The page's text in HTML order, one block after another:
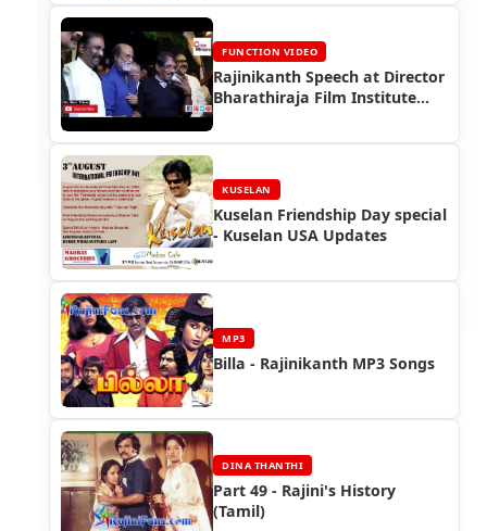
FUNCTION VIDEO
Rajinikanth Speech at Director
Bharathiraja Film Institute
KUSELAN
Kuselan Friendship Day special
- Kuselan USA Updates
MP3
Billa - Rajinikanth MP3 Songs
DINA THANTHI
Part 49 - Rajini's History
(Tamil)